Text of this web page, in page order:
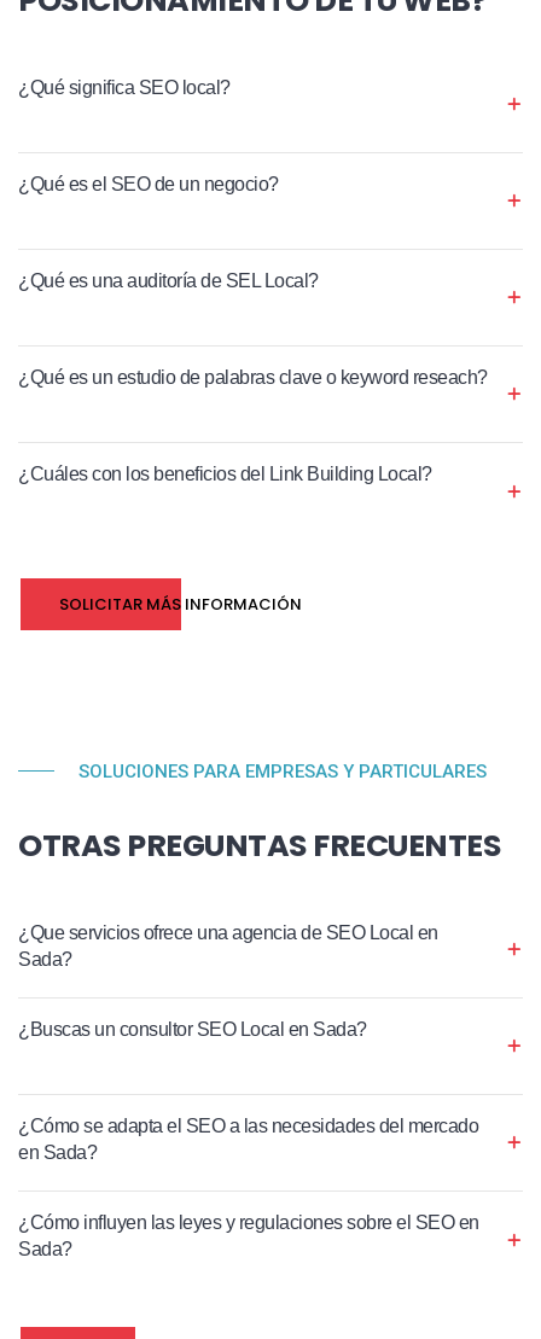
¿Qué significa SEO local?
¿Qué es el SEO de un negocio?
¿Qué es una auditoría de SEL Local?
¿Qué es un estudio de palabras clave o keyword reseach?
¿Cuáles con los beneficios del Link Building Local?
SOLICITAR MÁS INFORMACIÓN
SOLUCIONES PARA EMPRESAS Y PARTICULARES
OTRAS PREGUNTAS FRECUENTES
¿Que servicios ofrece una agencia de SEO Local en
Sada?
¿Buscas un consultor SEO Local en Sada?
¿Cómo se adapta el SEO a las necesidades del mercado
en Sada?
¿Cómo influyen las leyes y regulaciones sobre el SEO en
Sada?